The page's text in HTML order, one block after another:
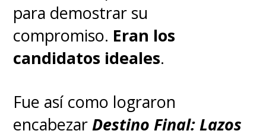
para demostrar su
compromiso. Eran los
candidatos ideales.
Fue así como lograron
encabezarDestino Final: Lazos